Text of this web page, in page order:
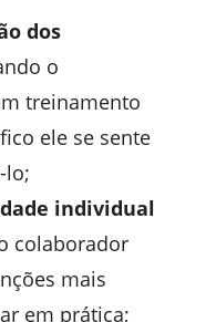
dos
o
treinamento
ele se sente
lo;
individual
colaborador
mais
em prática;